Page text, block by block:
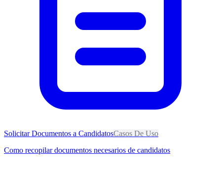
Solicitar Documentos a CandidatosCasos De Uso
Como recopilar documentos necesarios de candidatos